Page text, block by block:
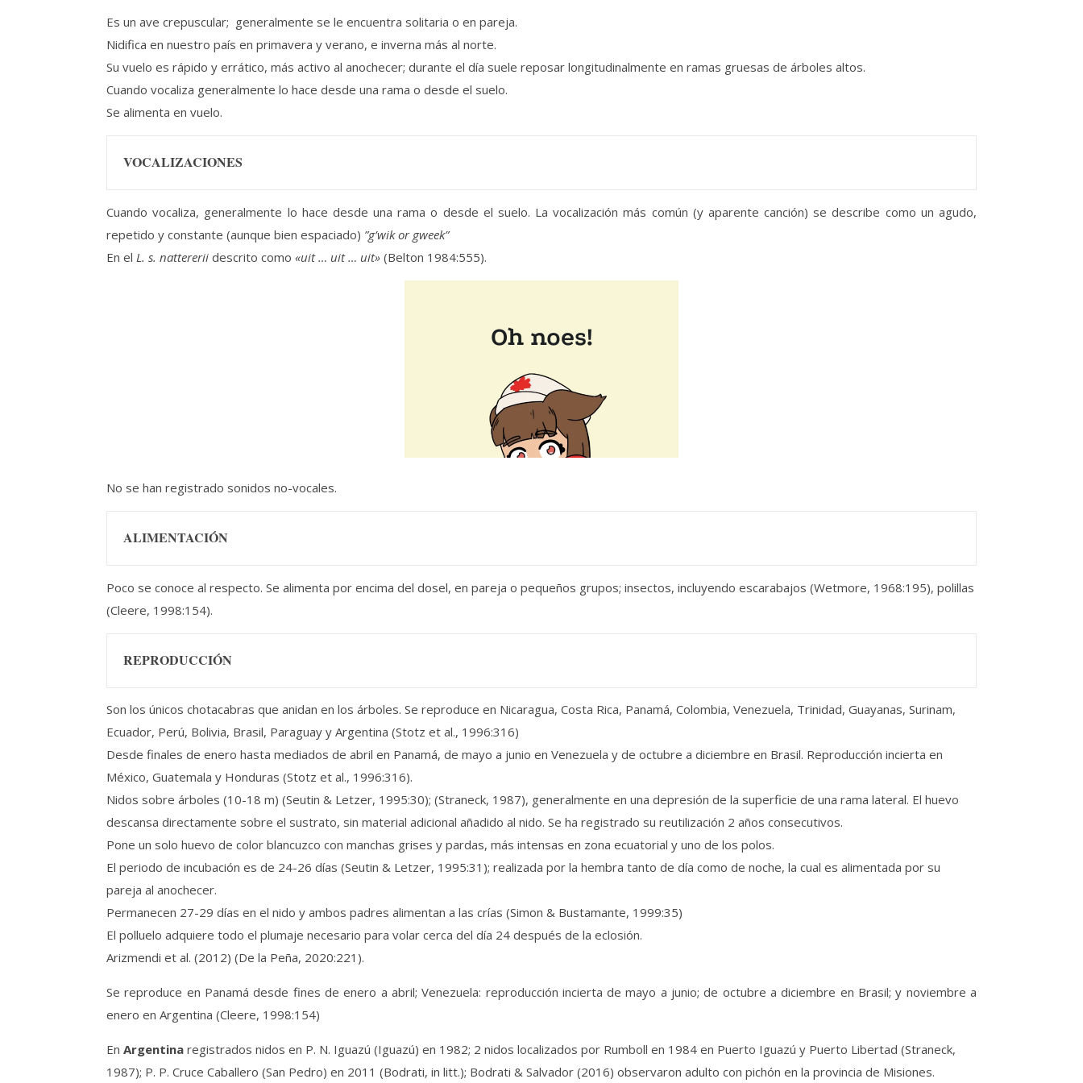
Es un ave crepuscular; generalmente se le encuentra solitaria o en pareja.
Nidifica en nuestro país en primavera y verano, e inverna más al norte.
Su vuelo es rápido y errático, más activo al anochecer; durante el día suele reposar longitudinalmente en ramas gruesas de árboles altos.
Cuando vocaliza generalmente lo hace desde una rama o desde el suelo.
Se alimenta en vuelo.
VOCALIZACIONES
Cuando vocaliza, generalmente lo hace desde una rama o desde el suelo. La vocalización más común (y aparente canción) se describe como un agudo,
repetido y constante (aunque bien espaciado) ”g’wik or gweek”
En el L. s. nattererii descrito como «uit … uit … uit» (Belton 1984:555).
No se han registrado sonidos no-vocales.
ALIMENTACIÓN
Poco se conoce al respecto. Se alimenta por encima del dosel, en pareja o pequeños grupos; insectos, incluyendo escarabajos (Wetmore, 1968:195), polillas
(Cleere, 1998:154).
REPRODUCCIÓN
Son los únicos chotacabras que anidan en los árboles. Se reproduce en Nicaragua, Costa Rica, Panamá, Colombia, Venezuela, Trinidad, Guayanas, Surinam,
Ecuador, Perú, Bolivia, Brasil, Paraguay y Argentina (Stotz et al., 1996:316)
Desde finales de enero hasta mediados de abril en Panamá, de mayo a junio en Venezuela y de octubre a diciembre en Brasil. Reproducción incierta en
México, Guatemala y Honduras (Stotz et al., 1996:316).
Nidos sobre árboles (10-18 m) (Seutin & Letzer, 1995:30); (Straneck, 1987), generalmente en una depresión de la superficie de una rama lateral. El huevo
descansa directamente sobre el sustrato, sin material adicional añadido al nido. Se ha registrado su reutilización 2 años consecutivos.
Pone un solo huevo de color blancuzco con manchas grises y pardas, más intensas en zona ecuatorial y uno de los polos.
El periodo de incubación es de 24-26 días (Seutin & Letzer, 1995:31); realizada por la hembra tanto de día como de noche, la cual es alimentada por su
pareja al anochecer.
Permanecen 27-29 días en el nido y ambos padres alimentan a las crías (Simon & Bustamante, 1999:35)
El polluelo adquiere todo el plumaje necesario para volar cerca del día 24 después de la eclosión.
Arizmendi et al. (2012) (De la Peña, 2020:221).
Se reproduce en Panamá desde fines de enero a abril; Venezuela: reproducción incierta de mayo a junio; de octubre a diciembre en Brasil; y noviembre a
enero en Argentina (Cleere, 1998:154)
En Argentina registrados nidos en P. N. Iguazú (Iguazú) en 1982; 2 nidos localizados por Rumboll en 1984 en Puerto Iguazú y Puerto Libertad (Straneck,
1987); P. P. Cruce Caballero (San Pedro) en 2011 (Bodrati, in litt.); Bodrati & Salvador (2016) observaron adulto con pichón en la provincia de Misiones.